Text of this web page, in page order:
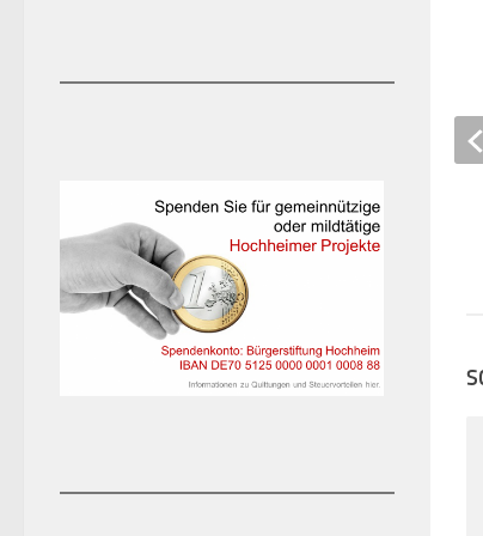
Kindern gute
23. NOVEMBER 2018